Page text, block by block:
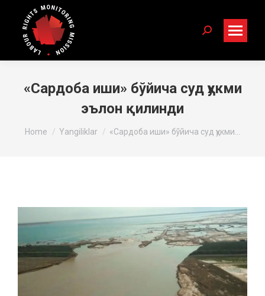
Search:
«Сардоба иши» бўйича суд ҳукми
эълон қилинди
You are here:
Home Yangiliklar «Сардоба иши» бўйича суд ҳукми…